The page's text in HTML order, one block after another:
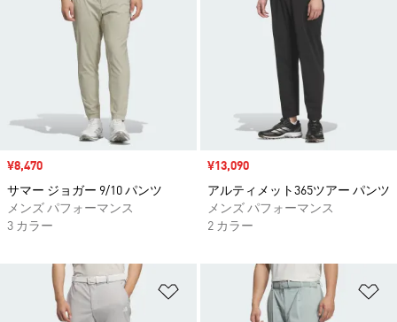
セール価格
¥8,470
サマー ジョガー 9/10 パンツ
メンズ パフォーマンス
3 カラー
セール価格
¥13,090
アルティメット365ツアー パンツ
メンズ パフォーマンス
2 カラー
ほしいものリストに追加